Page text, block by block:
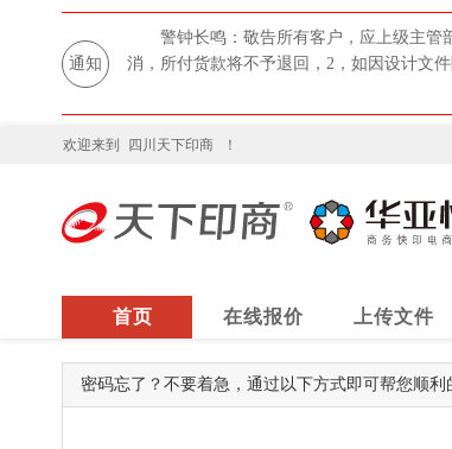
通知
警钟长鸣：敬告所有客户，应上级主管
消，所付货款将不予退回，2，如因设计文
欢迎来到 四川天下印商 ！
首页 在线报价 上传文件
密码忘了？不要着急，通过以下方式即可帮您顺利